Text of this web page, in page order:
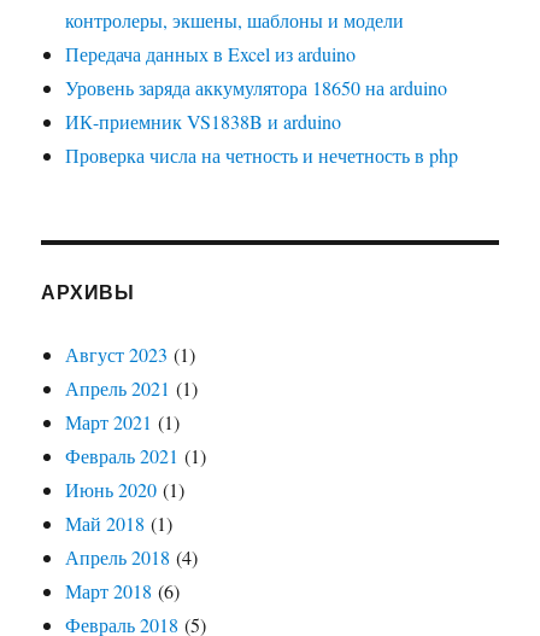
контролеры, экшены, шаблоны и модели
Передача данных в Excel из arduino
Уровень заряда аккумулятора 18650 на arduino
ИК-приемник VS1838B и arduino
Проверка числа на четность и нечетность в php
АРХИВЫ
Август 2023 (1)
Апрель 2021 (1)
Март 2021 (1)
Февраль 2021 (1)
Июнь 2020 (1)
Май 2018 (1)
Апрель 2018 (4)
Март 2018 (6)
Февраль 2018 (5)